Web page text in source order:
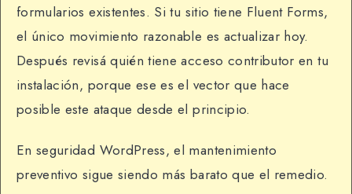
formularios existentes. Si tu sitio tiene Fluent Forms,
el único movimiento razonable es actualizar hoy.
Después revisá quién tiene acceso contributor en tu
instalación, porque ese es el vector que hace
posible este ataque desde el principio.
En seguridad WordPress, el mantenimiento
preventivo sigue siendo más barato que el remedio.